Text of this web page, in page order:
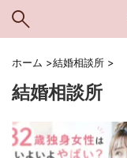
ホーム >結婚相談所 >
結婚相談所